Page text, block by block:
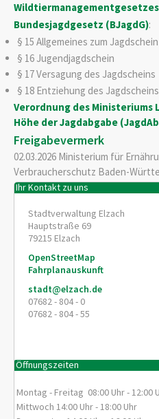
Bundesjagdgesetz (BJagdG):
§ 15 Allgemeines zum Jagdschein
§ 16 Jugendjagdschein
§ 17 Versagung des Jagdscheins
§ 18 Entziehung des Jagdscheins
Verordnung des Ministeriums
Höhe der Jagdabgabe
Freigabevermerk
02.03.2026 Ministerium für
Verbraucherschutz Baden-
Ihr Kontakt zu uns
Stadtverwaltung Elzach
Hauptstraße 69
79215 Elzach
OpenStreetMap
Fahrplanauskunft
stadt@elzach.de
07682 - 804 - 0
07682 - 804 - 55
Öffnungszeiten
Montag - Freitag 08:00 Uhr - 12:00
Mittwoch 14:00 Uhr - 18:00 Uhr